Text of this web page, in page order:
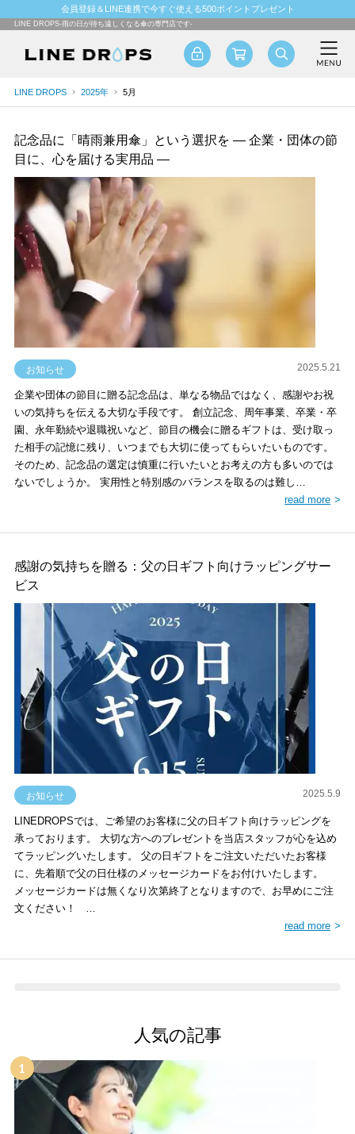
会員登録＆LINE連携で今すぐ使える500ポイントプレゼント
LINE DROPS-雨の日が待ち遠しくなる傘の専門店です-
LINE DROPS 2025年 5月
記念品に「晴雨兼用傘」という選択を ― 企業・団体の節
目に、心を届ける実用品 ―
お知らせ 2025.5.21
企業や団体の節目に贈る記念品は、単なる物品ではなく、感謝やお祝
いの気持ちを伝える大切な手段です。 創立記念、周年事業、卒業・卒
園、永年勤続や退職祝いなど、節目の機会に贈るギフトは、受け取っ
た相手の記憶に残り、いつまでも大切に使ってもらいたいものです。
そのため、記念品の選定は慎重に行いたいとお考えの方も多いのでは
ないでしょうか。 実用性と特別感のバランスを取るのは難し…
read more
感謝の気持ちを贈る：父の日ギフト向けラッピングサー
ビス
お知らせ 2025.5.9
LINEDROPSでは、ご希望のお客様に父の日ギフト向けラッピングを
承っております。 大切な方へのプレゼントを当店スタッフが心を込め
てラッピングいたします。 父の日ギフトをご注文いただいたお客様
に、先着順で父の日仕様のメッセージカードをお付けいたします。
メッセージカードは無くなり次第終了となりますので、お早めにご注
文ください！ …
read more
人気の記事